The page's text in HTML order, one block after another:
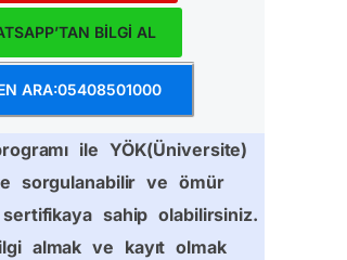
BİLGİ AL
ARA:05408501000
ile YÖK(Üniversite)
sorgulanabilir ve ömür
sahip olabilirsiniz.
almak ve kayıt olmak